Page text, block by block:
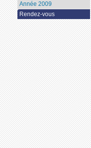
Année 2009
Rendez-vous